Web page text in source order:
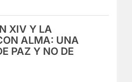
XIV Y LA
ALMA: UNA
PAZ Y NO DE